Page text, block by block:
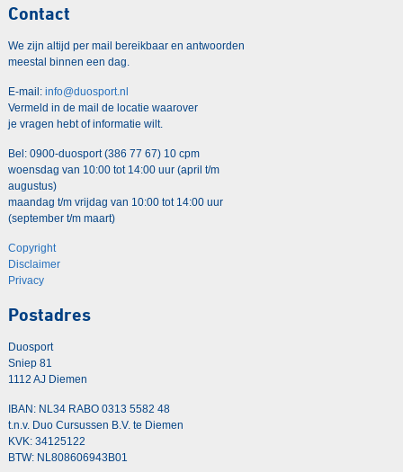
Contact
We zijn altijd per mail bereikbaar en antwoorden
meestal binnen een dag.
E-mail: info@duosport.nl
Vermeld in de mail de locatie waarover
je vragen hebt of informatie wilt.
Bel: 0900-duosport (386 77 67) 10 cpm
woensdag van 10:00 tot 14:00 uur (april t/m
augustus)
maandag t/m vrijdag van 10:00 tot 14:00 uur
(september t/m maart)
Copyright
Disclaimer
Privacy
Postadres
Duosport
Sniep 81
1112 AJ Diemen
IBAN: NL34 RABO 0313 5582 48
t.n.v. Duo Cursussen B.V. te Diemen
KVK: 34125122
BTW: NL808606943B01